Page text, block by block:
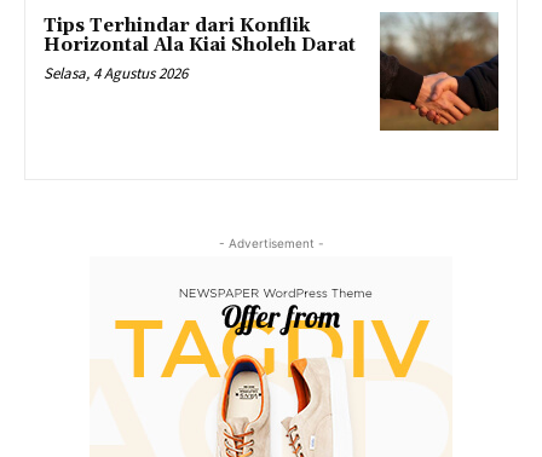
Tips Terhindar dari Konflik
Horizontal Ala Kiai Sholeh Darat
Selasa, 4 Agustus 2026
- Advertisement -